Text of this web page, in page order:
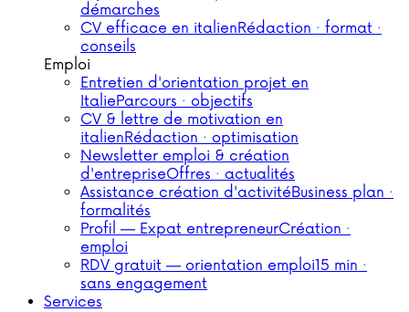
démarches
CV efficace en italienRédaction · format ·
conseils
Emploi
Entretien d'orientation projet en
ItalieParcours · objectifs
CV & lettre de motivation en
italienRédaction · optimisation
Newsletter emploi & création
d'entrepriseOffres · actualités
Assistance création d'activitéBusiness plan ·
formalités
Profil — Expat entrepreneurCréation ·
emploi
RDV gratuit — orientation emploi15 min ·
sans engagement
Services